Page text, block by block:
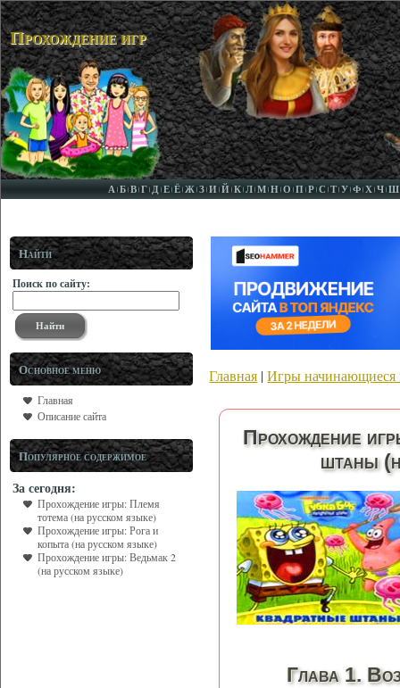
Прохождение игр
А Б В Г Д Е Ё Ж З И Й К Л М Н О П Р С Т У Ф Х Ч Ш
Найти
Поиск по сайту:
Основное меню
Главная
Описание сайта
Популярное содержимое
За сегодня:
Прохождение игры: Племя
тотема (на русском языке)
Прохождение игры: Рога и
копыта (на русском языке)
Прохождение игры: Ведьмак 2
(на русском языке)
Главная |Игры начинающиеся
Прохождение
штаны
Глава 1.